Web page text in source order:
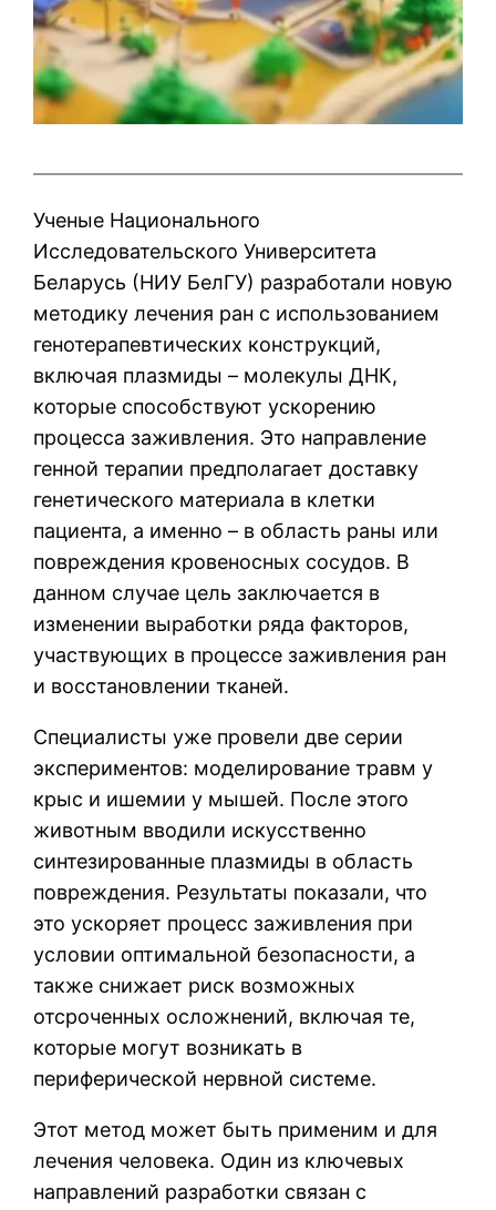
Ученые Национального
Исследовательского Университета
Беларусь (НИУ БелГУ) разработали новую
методику лечения ран с использованием
генотерапевтических конструкций,
включая плазмиды – молекулы ДНК,
которые способствуют ускорению
процесса заживления. Это направление
генной терапии предполагает доставку
генетического материала в клетки
пациента, а именно – в область раны или
повреждения кровеносных сосудов. В
данном случае цель заключается в
изменении выработки ряда факторов,
участвующих в процессе заживления ран
и восстановлении тканей.
Специалисты уже провели две серии
экспериментов: моделирование травм у
крыс и ишемии у мышей. После этого
животным вводили искусственно
синтезированные плазмиды в область
повреждения. Результаты показали, что
это ускоряет процесс заживления при
условии оптимальной безопасности, а
также снижает риск возможных
отсроченных осложнений, включая те,
которые могут возникать в
периферической нервной системе.
Этот метод может быть применим и для
лечения человека. Один из ключевых
направлений разработки связан с